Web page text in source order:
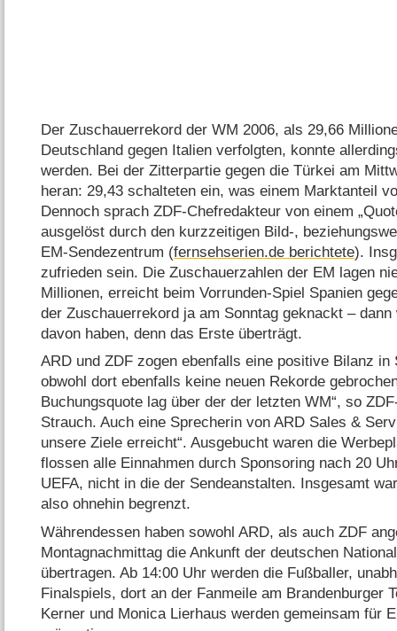
Der Zuschauerrekord der WM 2006, als 29,66
Deutschland gegen Italien verfolgten, konnte
werden. Bei der Zitterpartie gegen die Türkei am
heran: 29,43 schalteten ein, was einem Marktanteil
Dennoch sprach ZDF-Chefredakteur von einem
ausgelöst durch den kurzzeitigen Bild-,
EM-Sendezentrum (fernsehserien.de berichtete).
zufrieden sein. Die Zuschauerzahlen der EM lagen
Millionen, erreicht beim Vorrunden-Spiel Spanien
der Zuschauerrekord ja am Sonntag geknackt –
davon haben, denn das Erste überträgt.
ARD und ZDF zogen ebenfalls eine positive Bilanz
obwohl dort ebenfalls keine neuen Rekorde
Buchungsquote lag über der der letzten WM“, so
Strauch. Auch eine Sprecherin von ARD Sales &
unsere Ziele erreicht“. Ausgebucht waren die
flossen alle Einnahmen durch Sponsoring nach 20
UEFA, nicht in die der Sendeanstalten. Insgesamt
also ohnehin begrenzt.
Währendessen haben sowohl ARD, als auch ZDF
Montagnachmittag die Ankunft der deutschen
übertragen. Ab 14:00 Uhr werden die Fußballer,
Finalspiels, dort an der Fanmeile am Brandenburger
Kerner und Monica Lierhaus werden gemeinsam für